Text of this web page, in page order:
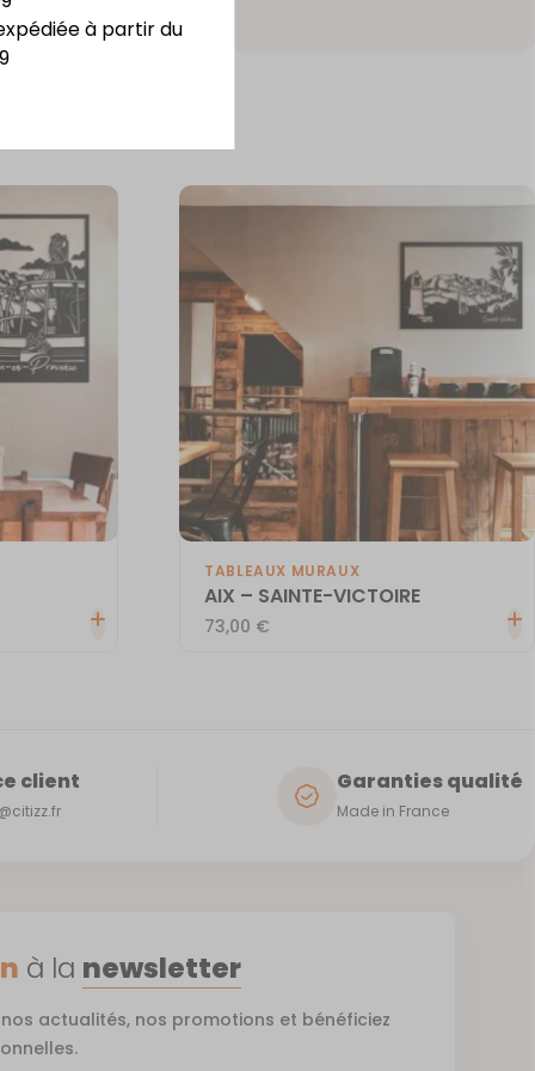
à partir du
TABLEAUX MURAUX
AIX – SAINTE-VICTOIRE
73,00 €
client Garanties qualité
Made in France
à la newsletter
actualités, nos promotions et bénéficiez